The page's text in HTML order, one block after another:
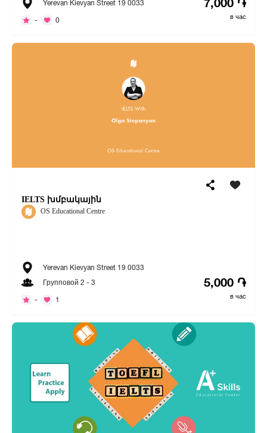
Yerevan Kievyan Street 19 0033
- 0 в час
IELTS խմբակային
OS Educational Centre
Yerevan Kievyan Street 19 0033
Групповой 2 - 3
- 1
5,000 ֏
в час